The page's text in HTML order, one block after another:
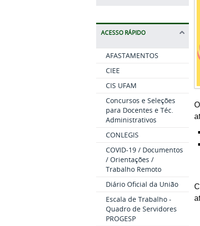
ACESSO RÁPIDO
AFASTAMENTOS
CIEE
CIS UFAM
Concursos e Seleções
para Docentes e Téc.
Administrativos
CONLEGIS
COVID-19 / Documentos
/ Orientações /
Trabalho Remoto
Diário Oficial da União
Escala de Trabalho -
Quadro de Servidores
PROGESP